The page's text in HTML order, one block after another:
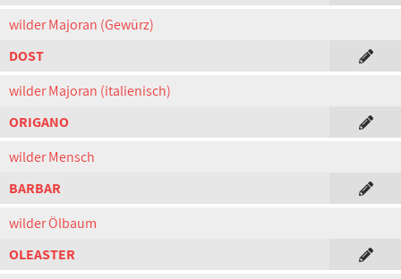
wilder Majoran (Gewürz)
DOST
wilder Majoran (italienisch)
ORIGANO
wilder Mensch
BARBAR
wilder Ölbaum
OLEASTER